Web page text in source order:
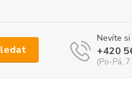
Nevíte
+420
(Po-Pá,